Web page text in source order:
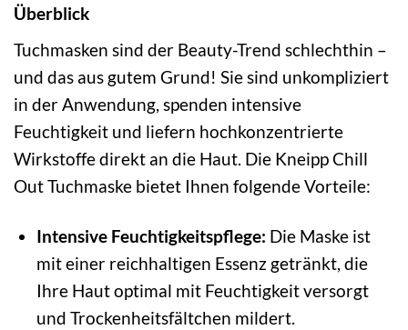
Überblick
Tuchmasken sind der Beauty-Trend schlechthin –
und das aus gutem Grund! Sie sind unkompliziert
in der Anwendung, spenden intensive
Feuchtigkeit und liefern hochkonzentrierte
Wirkstoffe direkt an die Haut. Die Kneipp Chill
Out Tuchmaske bietet Ihnen folgende Vorteile:
Intensive Feuchtigkeitspflege: Die Maske ist
mit einer reichhaltigen Essenz getränkt, die
Ihre Haut optimal mit Feuchtigkeit versorgt
und Trockenheitsfältchen mildert.